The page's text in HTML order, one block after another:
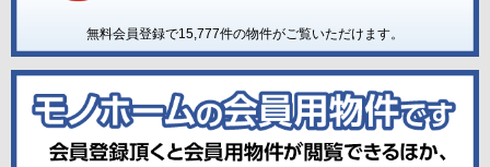
無料会員登録で15,777件の物件がご覧いただけます。